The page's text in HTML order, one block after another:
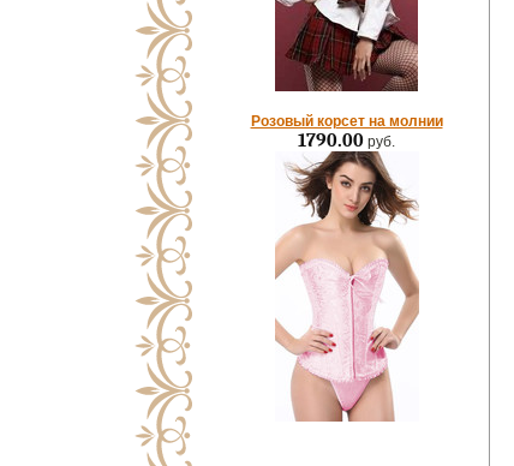
Розовый корсет на молнии
1790.00 руб.